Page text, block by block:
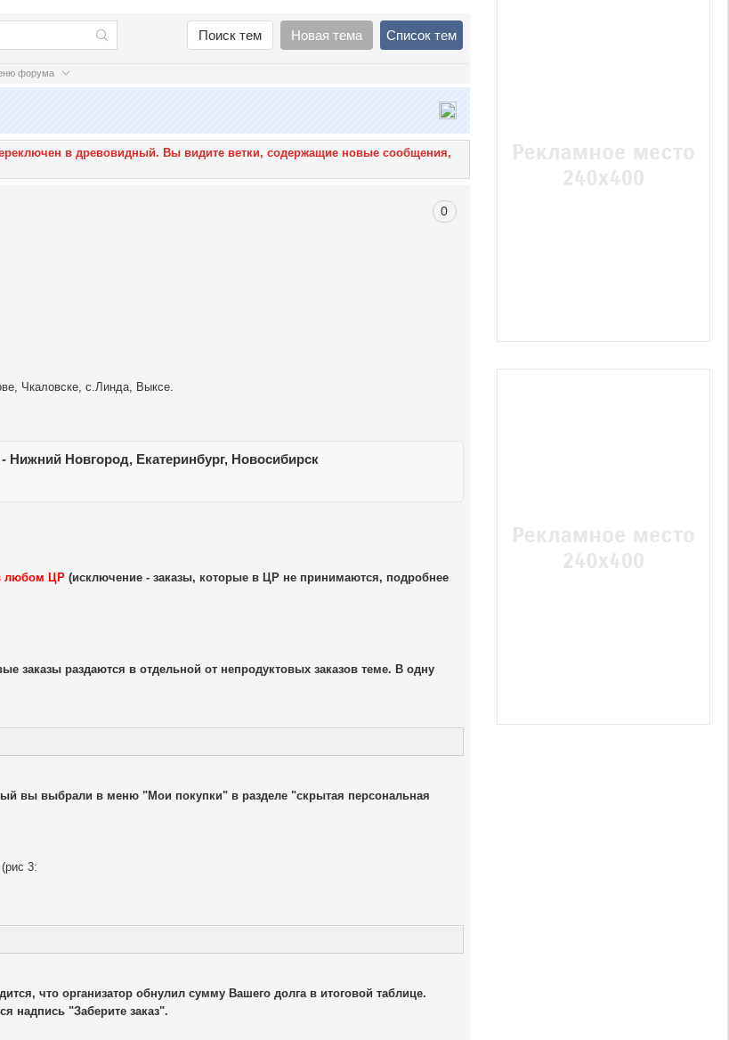
Список тем
Новая тема
Поиск тем
форума
в древовидный. Вы видите ветки, содержащие новые сообщения,
0
Чкаловске, с.Линда, Выксе.
Нижний Новгород, Екатеринбург, Новосибирск
в любом ЦР (исключение - заказы, которые в ЦР не принимаются, подробнее
заказы раздаются в отдельной от непродуктовых заказов теме. В одну
вы выбрали в меню "Мои покупки" в разделе "скрытая персональная
3:
что организатор обнулил сумму Вашего долга в итоговой таблице.
надпись "Заберите заказ".